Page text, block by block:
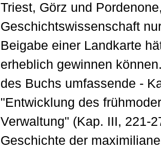
Triest, Görz und
Geschichtswissenschaft
Beigabe einer Landkarte
erheblich gewinnen
des Buchs umfassende -
"Entwicklung des
Verwaltung" (Kap. III, 221-
Geschichte der